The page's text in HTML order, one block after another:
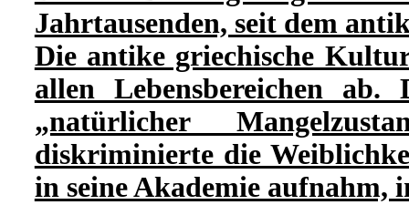
Jahrtausenden, seit dem
Die antike griechische
allen Lebensbereichen
„natürlicher
diskriminierte die
in seine Akademie aufnahm,